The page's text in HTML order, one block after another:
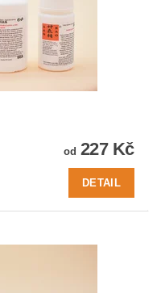
od 227 Kč
DETAIL